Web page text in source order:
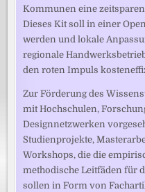
Kommunen eine
Dieses Kit soll in einer
werden und lokale
regionale
den roten Impuls
Zur Förderung des
mit Hochschulen,
Designnetzwerken
Studienprojekte,
Workshops, die die
methodische Leitfäden für
sollen in Form von